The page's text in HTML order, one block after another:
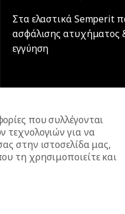
Στα ελαστικά Semperit
ασφάλισης ατυχήματος
εγγύηση
που συλλέγονται
τεχνολογιών για να
στην ιστοσελίδα μας,
τη χρησιμοποιείτε και